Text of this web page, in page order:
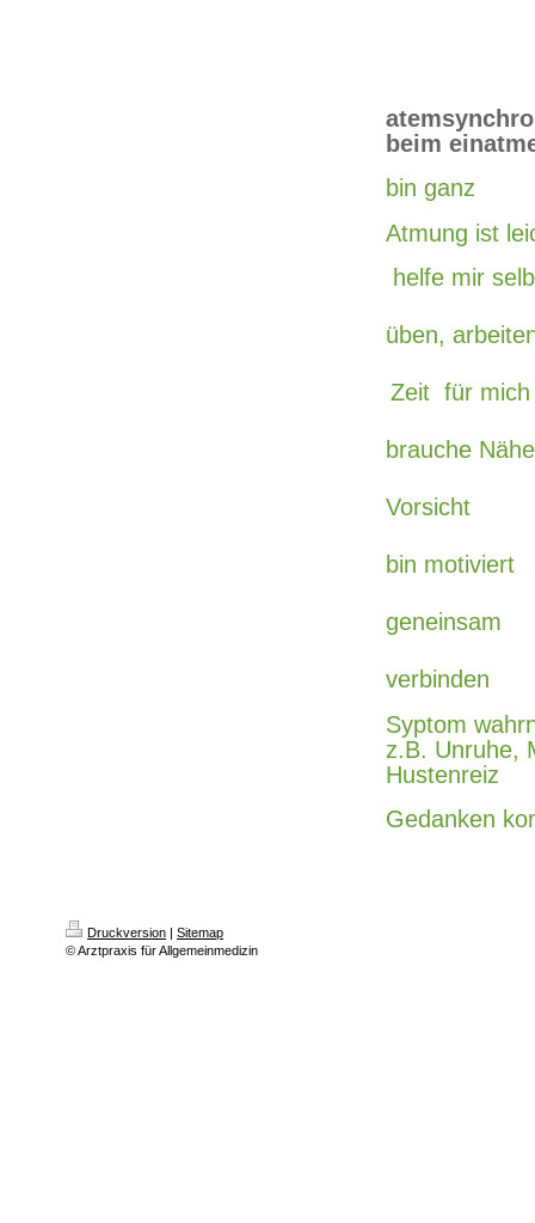
beim
bin ganz
Atmung ist
helfe mir
üben,
Zeit für mich
brauche Nähe
Vorsicht
bin motiviert
geneinsam
verbinden
Syptom
z.B. Unruhe,
Hustenreiz
Gedanken
Druckversion | Sitemap
© Arztpraxis für Allgemeinmedizin